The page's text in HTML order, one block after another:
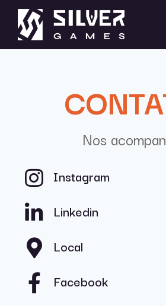
Nos
Instagram
Linkedin
Local
Facebook